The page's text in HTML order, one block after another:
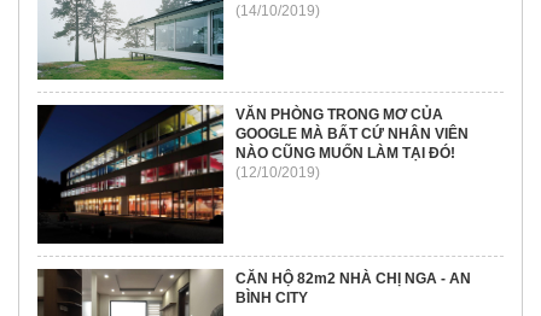
(14/10/2019)
VĂN PHÒNG TRONG MƠ CỦA
GOOGLE MÀ BẤT CỨ NHÂN VIÊN
NÀO CŨNG MUỐN LÀM TẠI ĐÓ!
(12/10/2019)
CĂN HỘ 82m2 NHÀ CHỊ NGA - AN
BÌNH CITY